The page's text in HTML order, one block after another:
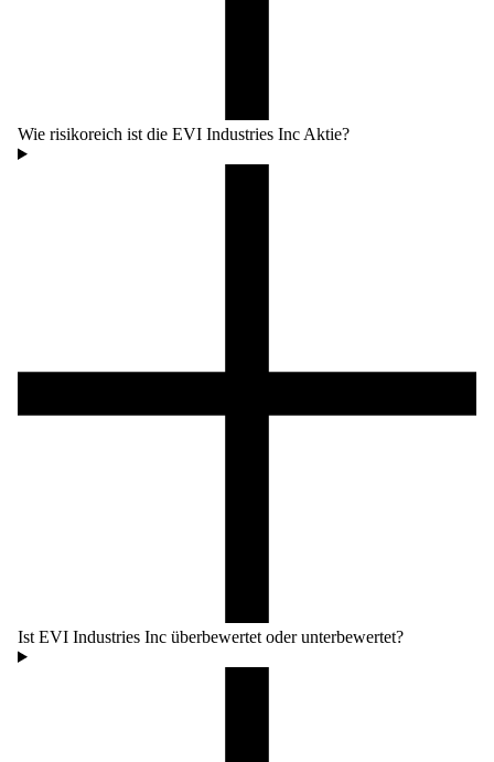
Wie risikoreich ist die EVI Industries Inc Aktie?
Ist EVI Industries Inc überbewertet oder unterbewertet?